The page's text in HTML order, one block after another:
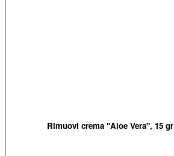
Rimuovi crema "Aloe Vera", 15 gr